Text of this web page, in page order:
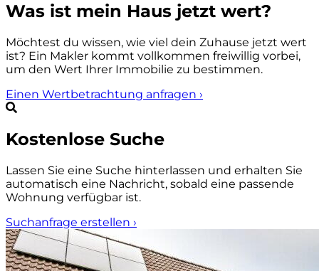
Was ist mein Haus jetzt wert?
Möchtest du wissen, wie viel dein Zuhause jetzt wert
ist? Ein Makler kommt vollkommen freiwillig vorbei,
um den Wert Ihrer Immobilie zu bestimmen.
Einen Wertbetrachtung anfragen ›
Kostenlose Suche
Lassen Sie eine Suche hinterlassen und erhalten Sie
automatisch eine Nachricht, sobald eine passende
Wohnung verfügbar ist.
Suchanfrage erstellen ›